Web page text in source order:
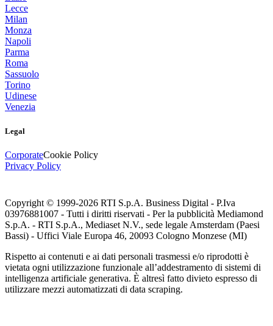
Lecce
Milan
Monza
Napoli
Parma
Roma
Sassuolo
Torino
Udinese
Venezia
Legal
CorporateCookie Policy
Privacy Policy
Copyright © 1999-2026 RTI S.p.A. Business Digital - P.Iva
03976881007 - Tutti i diritti riservati - Per la pubblicità Mediamond
S.p.A. - RTI S.p.A., Mediaset N.V., sede legale Amsterdam (Paesi
Bassi) - Uffici Viale Europa 46, 20093 Cologno Monzese (MI)
Rispetto ai contenuti e ai dati personali trasmessi e/o riprodotti è
vietata ogni utilizzazione funzionale all’addestramento di sistemi di
intelligenza artificiale generativa. È altresì fatto divieto espresso di
utilizzare mezzi automatizzati di data scraping.